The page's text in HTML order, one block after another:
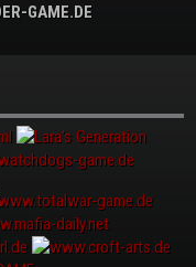
GAME.DE